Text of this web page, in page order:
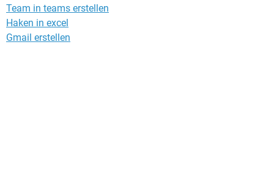
Team in teams erstellen
Haken in excel
Gmail erstellen